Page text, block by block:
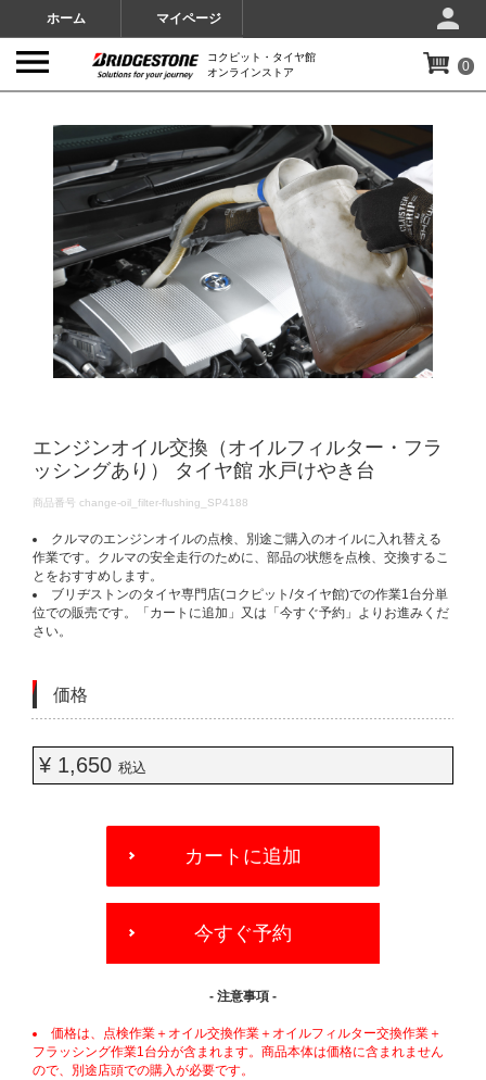
ホーム マイページ
コクピット・タイヤ館
オンラインストア
0
エンジンオイル交換（オイルフィルター・フラ
ッシングあり） タイヤ館 水戸けやき台
DETAILS
商品番号 change-oil_filter-flushing_SP4188
クルマのエンジンオイルの点検、別途ご購入のオイルに入れ替える
作業です。クルマの安全走行のために、部品の状態を点検、交換するこ
とをおすすめします。
ブリヂストンのタイヤ専門店(コクピット/タイヤ館)での作業1台分単
位での販売です。「カートに追加」又は「今すぐ予約」よりお進みくだ
さい。
価格
¥ 1,650 税込
OPTIONS
カートに追加
今すぐ予約
- 注意事項 -
価格は、点検作業＋オイル交換作業＋オイルフィルター交換作業＋
フラッシング作業1台分が含まれます。商品本体は価格に含まれません
ので、別途店頭での購入が必要です。